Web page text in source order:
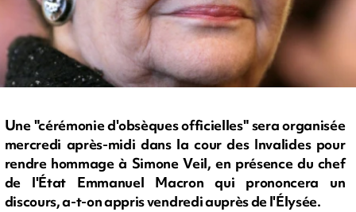
Une "cérémonie d'obsèques officielles" sera organisée
mercredi après-midi dans la cour des Invalides pour
rendre hommage à Simone Veil, en présence du chef
de l'État Emmanuel Macron qui prononcera un
discours, a-t-on appris vendredi auprès de l'Élysée.